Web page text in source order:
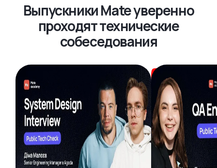
Выпускники Mate уверенно
проходят технические
собеседования